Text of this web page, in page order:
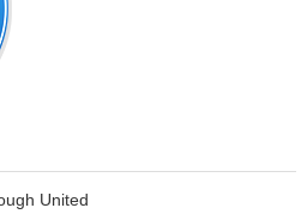
United